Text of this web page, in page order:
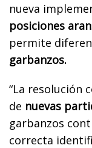
nueva
posiciones
permite
garbanzos.
“La resolución
de nuevas
garbanzos
correcta